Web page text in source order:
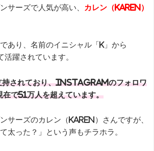
サーズで人気が高い、
カレン（KAREN）
あり、名前のイニシャル「K」から
躍されています。
持されており、Instagramのフォロワ
で51万人を超えています。
サーズのカレン（KAREN）さんですが、
太った？」という声もチラホラ。